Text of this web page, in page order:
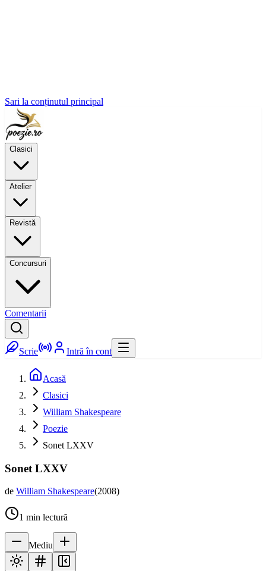
Sari la conținutul principal
Clasici
Atelier
Revistă
Concursuri
Comentarii
Scrie Intră în cont
Acasă
Clasici
William Shakespeare
Poezie
Sonet LXXV
Sonet LXXV
de William Shakespeare(2008)
1 min lectură
Mediu